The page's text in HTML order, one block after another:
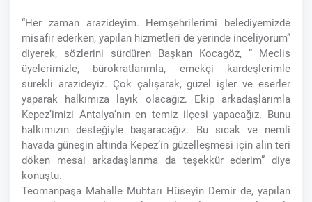
“Her zaman arazideyim. Hemşehrilerimi belediyemizde
misafir ederken, yapılan hizmetleri de yerinde inceliyorum”
diyerek, sözlerini sürdüren Başkan Kocagöz, “ Meclis
üyelerimizle, bürokratlarımla, emekçi kardeşlerimle
sürekli arazideyiz. Çok çalışarak, güzel işler ve eserler
yaparak halkımıza layık olacağız. Ekip arkadaşlarımla
Kepez’imizi Antalya’nın en temiz ilçesi yapacağız. Bunu
halkımızın desteğiyle başaracağız. Bu sıcak ve nemli
havada güneşin altında Kepez’in güzelleşmesi için alın teri
döken mesai arkadaşlarıma da teşekkür ederim” diye
konuştu.
Teomanpaşa Mahalle Muhtarı Hüseyin Demir de, yapılan